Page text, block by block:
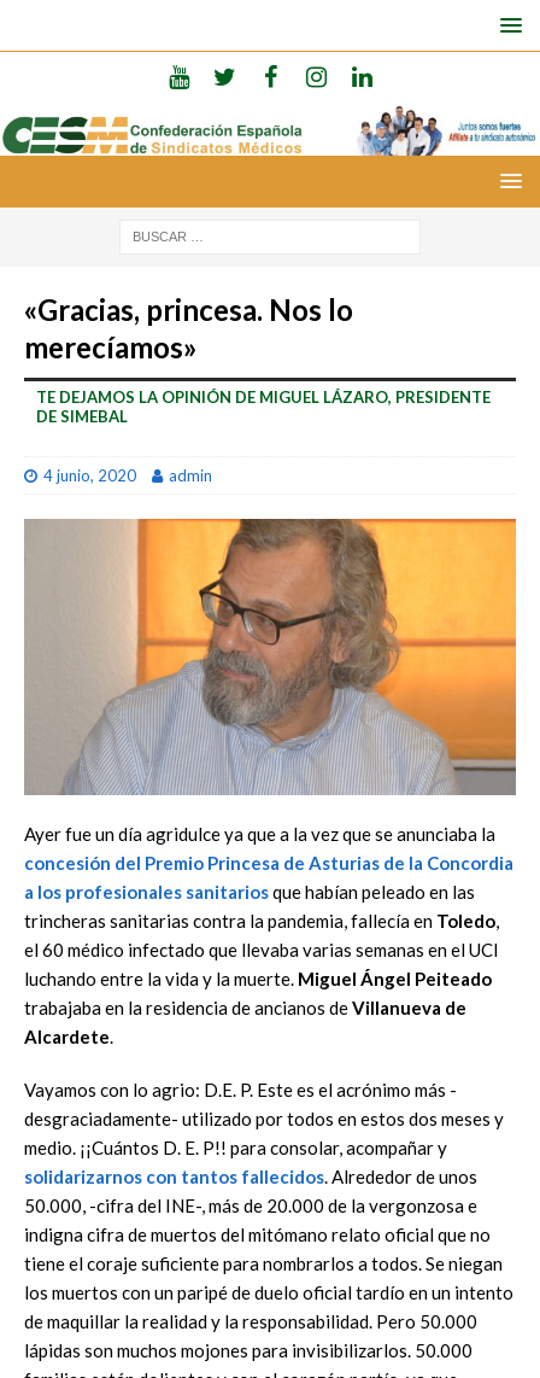
«Gracias, princesa. Nos lo
merecíamos»
TE DEJAMOS LA OPINIÓN DE MIGUEL LÁZARO, PRESIDENTE
DE SIMEBAL
4 junio, 2020 admin
Ayer fue un día agridulce ya que a la vez que se anunciaba la
concesión del Premio Princesa de Asturias de la Concordia
a los profesionales sanitariosque habían peleado en las
trincheras sanitarias contra la pandemia, fallecía en Toledo,
el 60 médico infectado que llevaba varias semanas en el UCI
luchando entre la vida y la muerte. Miguel Ángel Peiteado
trabajaba en la residencia de ancianos deVillanueva de
Alcardete.
Vayamos con lo agrio: D.E. P. Este es el acrónimo más -
desgraciadamente- utilizado por todos en estos dos meses y
medio. ¡¡Cuántos D. E. P!! para consolar, acompañar y
solidarizarnos con tantos fallecidos. Alrededor de unos
50.000, -cifra del INE-, más de 20.000 de la vergonzosa e
indigna cifra de muertos del mitómano relato oficial que no
tiene el coraje suficiente para nombrarlos a todos. Se niegan
los muertos con un paripé de duelo oficial tardío en un intento
de maquillar la realidad y la responsabilidad. Pero 50.000
lápidas son muchos mojones para invisibilizarlos. 50.000